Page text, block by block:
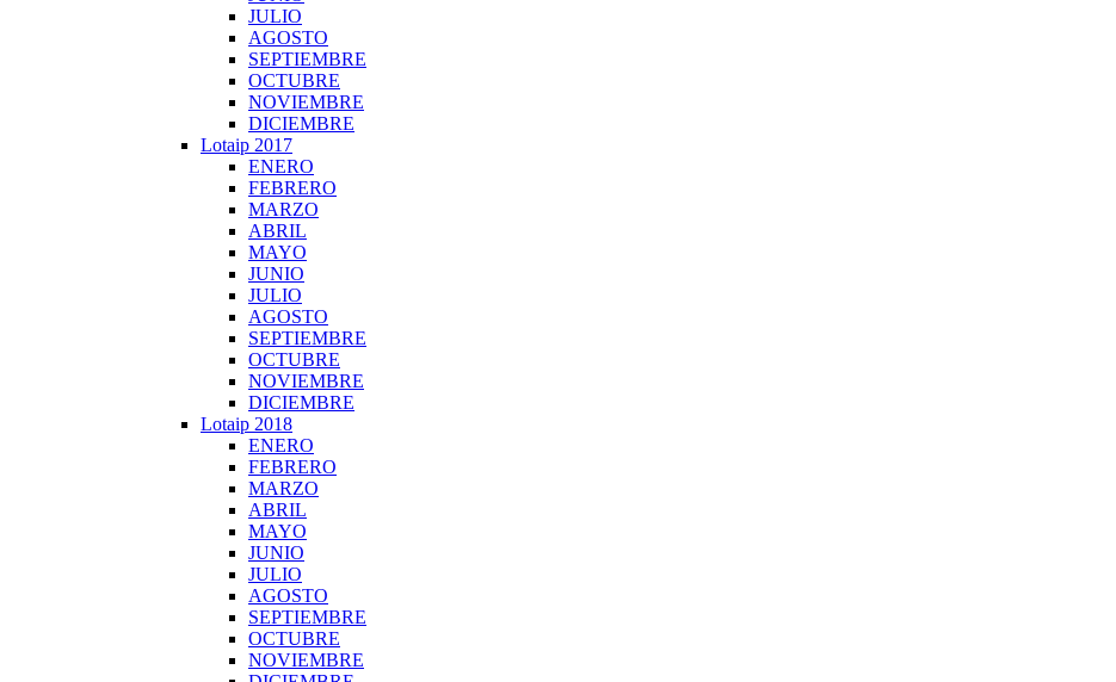
JULIO
AGOSTO
SEPTIEMBRE
OCTUBRE
NOVIEMBRE
DICIEMBRE
Lotaip 2017
ENERO
FEBRERO
MARZO
ABRIL
MAYO
JUNIO
JULIO
AGOSTO
SEPTIEMBRE
OCTUBRE
NOVIEMBRE
DICIEMBRE
Lotaip 2018
ENERO
FEBRERO
MARZO
ABRIL
MAYO
JUNIO
JULIO
AGOSTO
SEPTIEMBRE
OCTUBRE
NOVIEMBRE